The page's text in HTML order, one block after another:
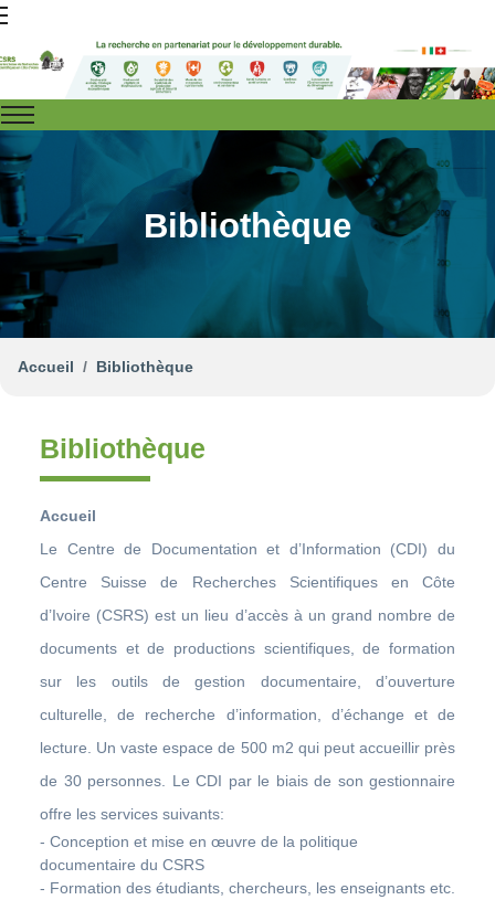
Bibliothèque
Accueil Bibliothèque
Bibliothèque
Accueil
Le Centre de Documentation et d’Information (CDI) du
Centre Suisse de Recherches Scientifiques en Côte
d’Ivoire (CSRS) est un lieu d’accès à un grand nombre de
documents et de productions scientifiques, de formation
sur les outils de gestion documentaire, d’ouverture
culturelle, de recherche d’information, d’échange et de
lecture. Un vaste espace de 500 m2 qui peut accueillir près
de 30 personnes. Le CDI par le biais de son gestionnaire
offre les services suivants:
- Conception et mise en œuvre de la politique
documentaire du CSRS
- Formation des étudiants, chercheurs, les enseignants etc.